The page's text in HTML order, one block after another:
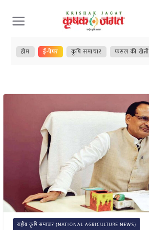
Skip
to
content
होम ई-पेपर कृषि समाचार फसल की खेती
राष्ट्रीय कृषि समाचार (NATIONAL AGRICULTURE NEWS)